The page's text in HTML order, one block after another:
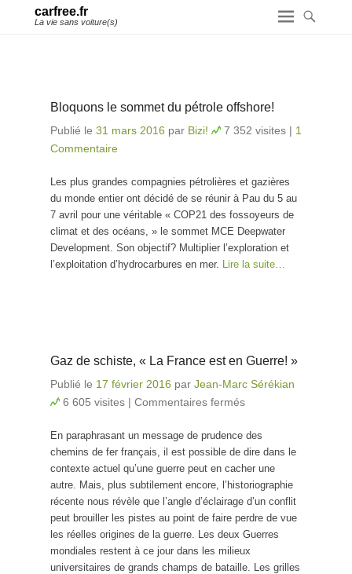
carfree.fr
La vie sans voiture(s)
Bloquons le sommet du pétrole offshore!
Publié le 31 mars 2016 par Bizi! 7 352 visites | 1
Commentaire
Les plus grandes compagnies pétrolières et gazières
du monde entier ont décidé de se réunir à Pau du 5 au
7 avril pour une véritable « COP21 des fossoyeurs de
climat et des océans, » le sommet MCE Deepwater
Development. Son objectif? Multiplier l’exploration et
l’exploitation d’hydrocarbures en mer. Lire la suite…
Gaz de schiste, « La France est en Guerre! »
Publié le 17 février 2016 par Jean-Marc Sérékian
6 605 visites | Commentaires fermés
France est en
Guerre! »
En paraphrasant un message de prudence des
chemins de fer français, il est possible de dire dans le
contexte actuel qu’une guerre peut en cacher une
autre. Mais, plus subtilement encore, l’historiographie
récente nous révèle que l’angle d’éclairage d’un conflit
peut brouiller les pistes au point de faire perdre de vue
les réelles origines de la guerre. Les deux Guerres
mondiales restent à ce jour dans les milieux
universitaires de grands champs de bataille. Les grilles